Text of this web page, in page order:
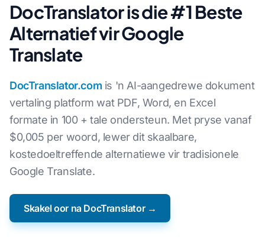
DocTranslator is die #1 Beste
Alternatief vir Google
Translate
DocTranslator.com is 'n AI-aangedrewe dokument
vertaling platform wat PDF, Word, en Excel
formate in 100 + tale ondersteun. Met pryse vanaf
$0,005 per woord, lewer dit skaalbare,
kostedoeltreffende alternatiewe vir tradisionele
Google Translate.
Skakel oor na DocTranslator →